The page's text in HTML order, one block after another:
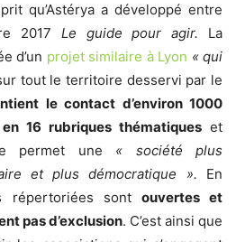
qu’Astérya a développé entre
2017 Le guide pour agir. La
d’un projet similaire à Lyon « qui
tout le territoire desservi par le
le contact d’environ 1000
16 rubriques thématiques et
permet une « société plus
et plus démocratique ». En
répertoriées sont ouvertes et
pas d’exclusion. C’est ainsi que